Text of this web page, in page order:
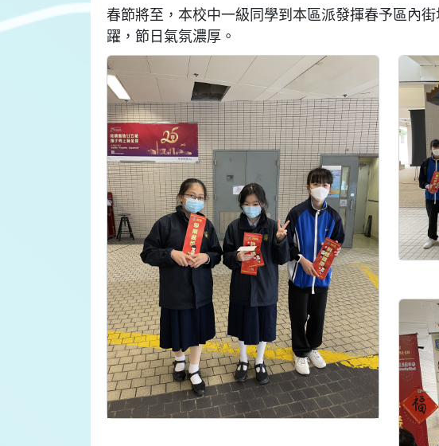
春節將至，本校中一級同學到本區派發揮春予區內
躍，節日氣氛濃厚。